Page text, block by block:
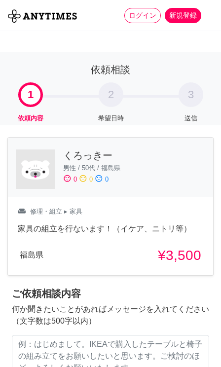
ログイン 新規登録
全て 家事 more_horiz
依頼相談
1
依頼内容
2
希望日時
3
送信
くろっきー
男性 / 50代 / 福島県
sentiment_satisfied 0 sentiment_neutral 0 sentiment_dissatisfied 0
weekend 修理・組立 ▸ 家具
家具の組立を行ないます！（イケア、ニトリ等）
福島県 ¥3,500
ご依頼相談内容
何か聞きたいことがあればメッセージを入れてください
（文字数は500字以内）